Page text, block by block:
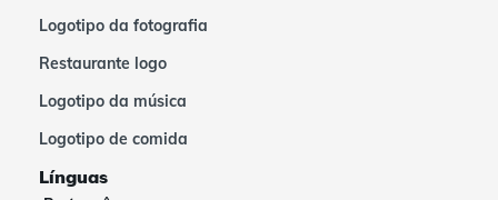
Logotipo da fotografia
Restaurante logo
Logotipo da música
Logotipo de comida
Línguas